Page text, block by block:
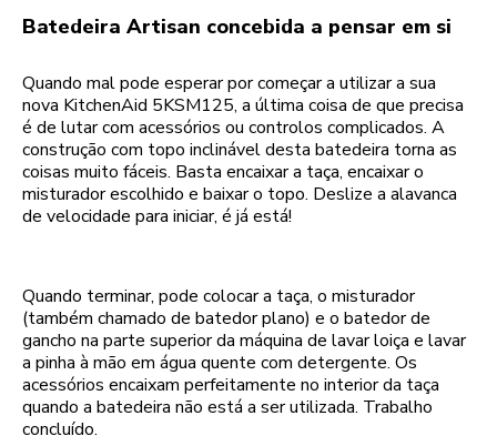
Batedeira Artisan concebida a pensar em si
Quando mal pode esperar por começar a utilizar a sua
nova KitchenAid 5KSM125, a última coisa de que precisa
é de lutar com acessórios ou controlos complicados. A
construção com topo inclinável desta batedeira torna as
coisas muito fáceis. Basta encaixar a taça, encaixar o
misturador escolhido e baixar o topo. Deslize a alavanca
de velocidade para iniciar, é já está!
Quando terminar, pode colocar a taça, o misturador
(também chamado de batedor plano) e o batedor de
gancho na parte superior da máquina de lavar loiça e lavar
a pinha à mão em água quente com detergente. Os
acessórios encaixam perfeitamente no interior da taça
quando a batedeira não está a ser utilizada. Trabalho
concluído.